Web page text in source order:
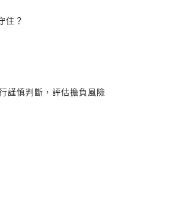
住？
謹慎判斷，評估擔負風險